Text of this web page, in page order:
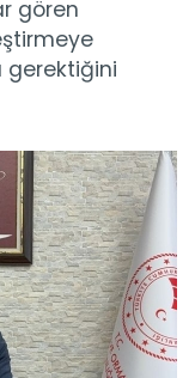
gören
gerektiğini